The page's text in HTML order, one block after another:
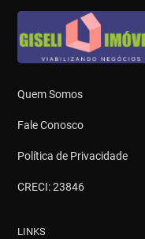
Quem Somos
Fale Conosco
Política de Privacidade
CRECI: 23846
LINKS